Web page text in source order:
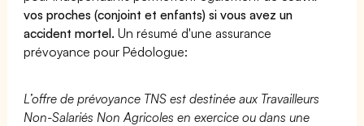
vos proches (conjoint et enfants) si vous avez un
accident mortel. Un résumé d'une assurance
prévoyance pour Pédologue:
L’offre de prévoyance TNS est destinée aux Travailleurs
Non-Salariés Non Agricoles en exercice ou dans une